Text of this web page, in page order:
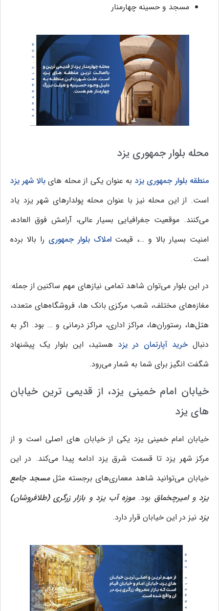
مسجد و حسینه چهارمنار
محله بلوار جمهوری یزد
منطقه بلوار جمهوری یزد به عنوان یکی از محله هایبالا شهر یزد
است. از این محله نیز با عنوان محله پولدارهای شهر یزد یاد
می‌کنند. موقعیت جغرافیایی بسیار عالی، آرامش فوق العاده،
امنیت بسیار بالا و …، قیمتاملاک بلوار جمهوری را بالا برده
است.
در این بلوار می‌توان شاهد تمامی نیازهای مهم ساکنین از جمله:
مغازه‌های مختلف، شعب مرکزی بانک ها، فروشگاه‌‍‌های متعدد،
هتل‌ها، رستوران‌ها، مراکز اداری، مراکز درمانی و … بود. اگر به
دنبالخرید آپارتمان در یزد هستید، این بلوار یک پیشنهاد
شگفت انگیز برای شما به شمار می‌رود.
خیابان امام خمینی یزد، از قدیمی ترین خیابان
های یزد
خیابان امام خمینی یزد یکی از خیابان های اصلی است و از
مرکز شهر یزد تا قسمت شرق یزد ادامه پیدا می‌کند. در این
خیابان می‌توانید شاهد معماری‌های برجسته مثلمسجد جامع
یزد وامیرچخماق بود.موزه آب یزد وبازار زرگری (طلافروشان)
یزد نیز در این خیابان قرار دارد.